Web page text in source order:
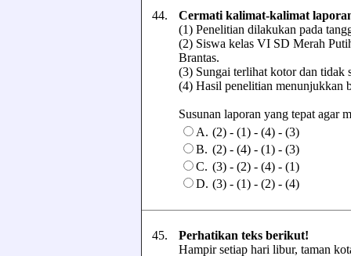
44.
Cermati kalimat-kalimat
(1) Penelitian dilakukan pada
(2) Siswa kelas VI SD Merah
Brantas.
(3) Sungai terlihat kotor dan tidak
(4) Hasil penelitian menunjukkan
Susunan laporan yang tepat agar
A. (2) - (1) - (4) - (3)
B. (2) - (4) - (1) - (3)
C. (3) - (2) - (4) - (1)
D. (3) - (1) - (2) - (4)
45.
Perhatikan teks berikut!
Hampir setiap hari libur, taman